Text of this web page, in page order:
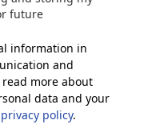
future
information in
and
more about
data and your
privacy policy.